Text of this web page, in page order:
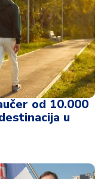
od 10.000
u